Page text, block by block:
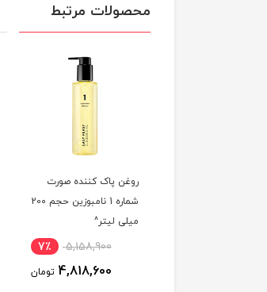
محصولات مرتبط
روغن پاک کننده صورت
شماره 1 نامبوزین حجم 200
میلی لیتر^
5,158,900 7٪
4,818,600 تومان